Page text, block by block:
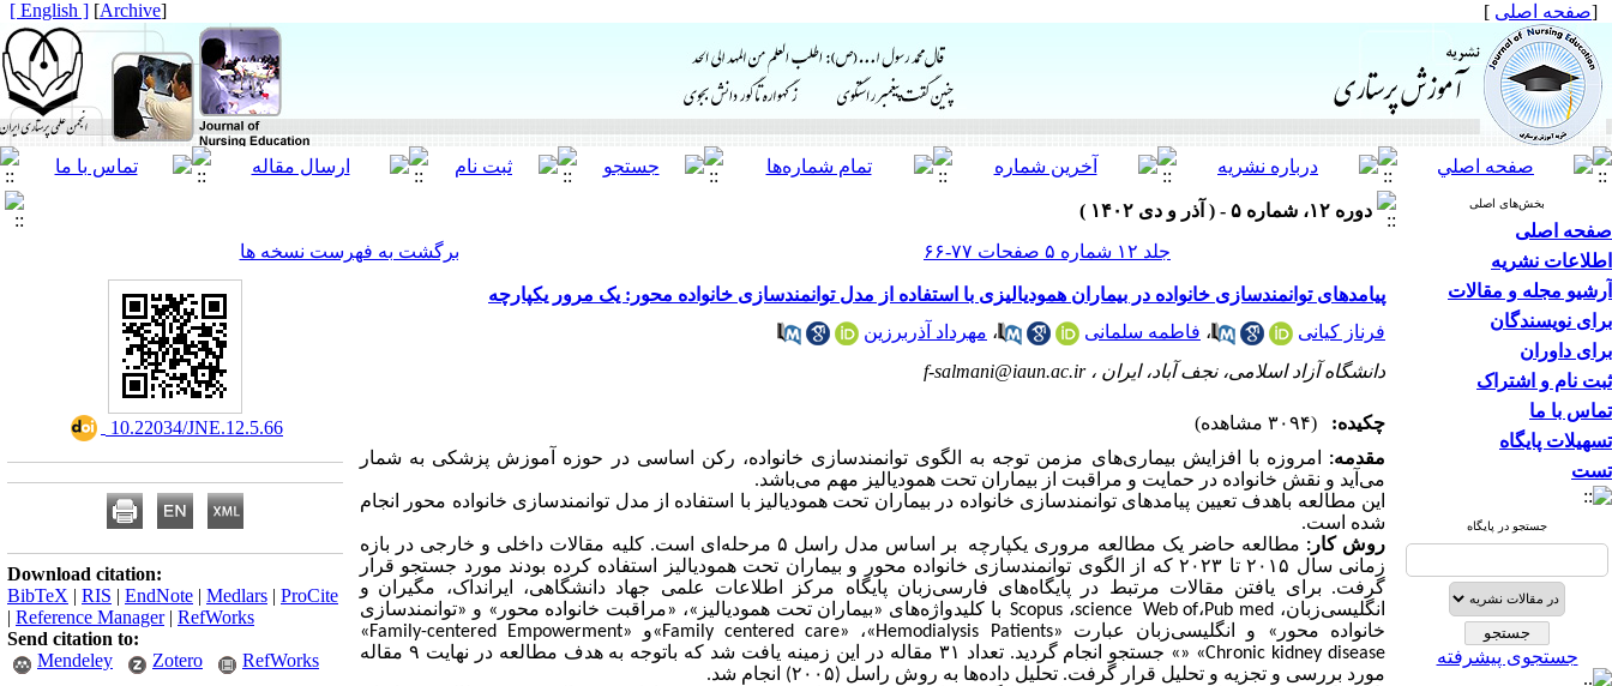
[صفحه اصلی ]
[
Archive
]
[ English ]
بخش‌های اصلی
صفحه اصلی
اطلاعات نشریه
آرشیو مجله و مقالات
برای نویسندگان
برای داوران
ثبت نام و اشتراک
تماس با ما
تسهیلات پایگاه
تست
جستجو در پایگاه
جستجوی پیشرفته
دوره ۱۲، شماره ۵ - ( آذر و دی ۱۴۰۲ )
جلد ۱۲ شماره ۵ صفحات ۷۷-۶۶
برگشت به فهرست نسخه ها
پیامدهای توانمندسازی خانواده در بیماران همودیالیزی با استفاده از مدل توانمندسازی خانواده محور: یک مرور یکپارچه
فرناز کیانی
، فاطمه سلمانی ، مهرداد آذربرزین
دانشگاه آزاد اسلامی، نجف آباد، ایران ،f-salmani@iaun.ac.ir
چکیده: (۳۰۹۴ مشاهده)
مقدمه:
امروزه با افزایش بیماری‌های مزمن توجه به الگوی توانمندسازی خانواده، رکن اساسی در حوزه آموزش پزشکی به شمار
می‌آید و نقش خانواده در حمایت و مراقبت از بیماران تحت همودیالیز مهم می‌باشد.
این مطالعه باهدف تعیین پیامدهای توانمندسازی خانواده در بیماران تحت همودیالیز با استفاده از مدل توانمندسازی خانواده محور انجام
شده است.
روش کار: مطالعه حاضر یک مطالعه مروری یکپارچه بر اساس مدل راسل ۵ مرحله‌ای
است. کلیه مقالات داخلی و خارجی در بازه
زمانی سال ۲۰۱۵تا ۲۰۲۳که از الگوی توانمندسازی خانواده محور و بیماران تحت همودیالیز استفاده کرده بودند مورد جستجو قرار
گرفت. برای یافتن مقالات مرتبط در پایگاه‌های فارسی‌زبان پایگاه مرکز اطلاعات علمی جهاد دانشگاهی، ایرانداک، مگیران و
انگلیسی‌زبان، Pub med،Web of
science، Scopus با کلیدواژه‌های «بیماران تحت همودیالیز»، «مراقبت خانواده محور» و «توانمندسازی
خانواده محور» و انگلیسی‌زبان عبارت «Hemodialysis Patients»، «Family centered care»و
«Family-centered Empowerment»
«Chronic kidney disease
»» جستجو انجام گردید. تعداد ۳۱ مقاله در این زمینه یافت شد که باتوجه‌ به هدف مطالعه در نهایت ۹ مقاله
مورد بررسی و تجزیه‌ و تحلیل قرار گرفت. تحلیل داده‌ها به روش راسل (۲۰۰۵) انجام شد.
‎ 10.22034/JNE.12.5.66
Download citation:
BibTeX | RIS | EndNote | Medlars | ProCite
| Reference Manager| RefWorks
Send citation to:
Mendeley
Zotero RefWorks